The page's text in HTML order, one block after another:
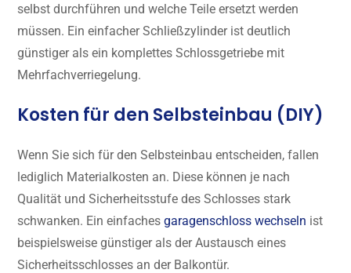
selbst durchführen und welche Teile ersetzt werden
müssen. Ein einfacher Schließzylinder ist deutlich
günstiger als ein komplettes Schlossgetriebe mit
Mehrfachverriegelung.
Kosten für den Selbsteinbau (DIY)
Wenn Sie sich für den Selbsteinbau entscheiden, fallen
lediglich Materialkosten an. Diese können je nach
Qualität und Sicherheitsstufe des Schlosses stark
schwanken. Ein einfaches garagenschloss wechseln ist
beispielsweise günstiger als der Austausch eines
Sicherheitsschlosses an der Balkontür.